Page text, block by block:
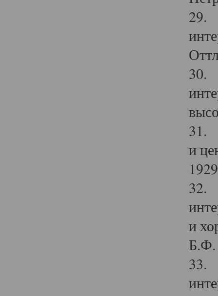
29.
30.
31.
и
32.
и
Б.Ф.
33.